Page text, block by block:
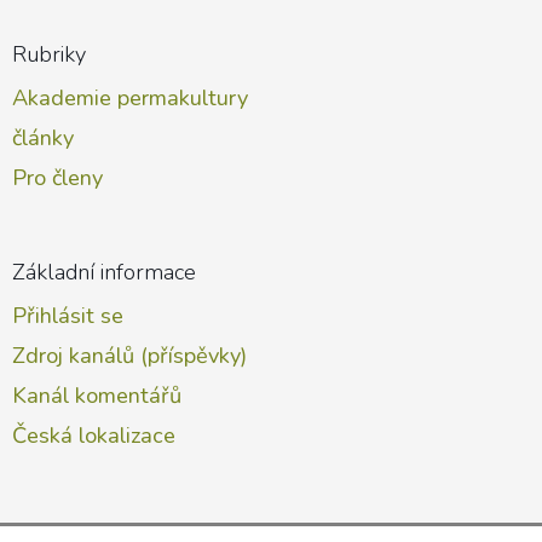
Rubriky
Akademie permakultury
články
Pro členy
Základní informace
Přihlásit se
Zdroj kanálů (příspěvky)
Kanál komentářů
Česká lokalizace